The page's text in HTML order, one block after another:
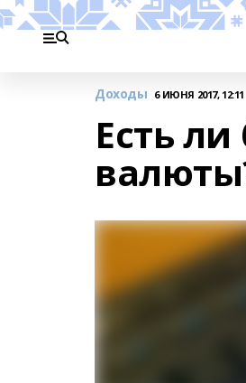
Доходы 6 ИЮНЯ 2017, 12:11
Есть